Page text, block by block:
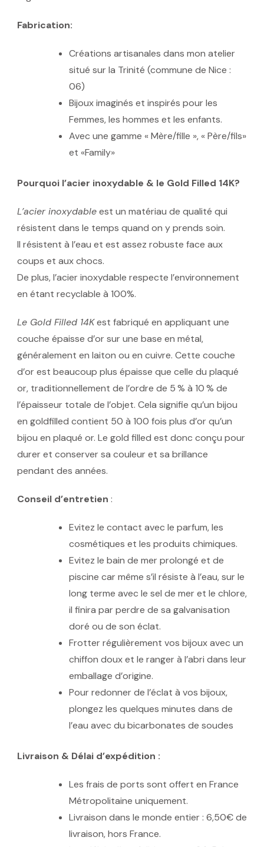
Fabrication:
Créations artisanales dans mon atelier
situé sur la Trinité (commune de Nice :
06)
Bijoux imaginés et inspirés pour les
Femmes, les hommes et les enfants.
Avec une gamme « Mère/fille », « Père/fils»
et «Family»
Pourquoi l’acier inoxydable & le Gold Filled 14K?
L’acier inoxydableest un matériau de qualité qui
résistent dans le temps quand on y prends soin.
Il résistent à l’eau et est assez robuste face aux
coups et aux chocs.
De plus, l’acier inoxydable respecte l’environnement
en étant recyclable à 100%.
Le Gold Filled 14Kest fabriqué en appliquant une
couche épaisse d’or sur une base en métal,
généralement en laiton ou en cuivre. Cette couche
d’or est beaucoup plus épaisse que celle du plaqué
or, traditionnellement de l’ordre de 5 % à 10 % de
l’épaisseur totale de l’objet. Cela signifie qu’un bijou
en goldfilled contient 50 à 100 fois plus d’or qu’un
bijou en plaqué or. Le gold filled est donc conçu pour
durer et conserver sa couleur et sa brillance
pendant des années.
Conseil d’entretien :
Evitez le contact avec le parfum, les
cosmétiques et les produits chimiques.
Evitez le bain de mer prolongé et de
piscine car même s’il résiste à l’eau, sur le
long terme avec le sel de mer et le chlore,
il finira par perdre de sa galvanisation
doré ou de son éclat.
Frotter régulièrement vos bijoux avec un
chiffon doux et le ranger à l’abri dans leur
emballage d’origine.
Pour redonner de l’éclat à vos bijoux,
plongez les quelques minutes dans de
l’eau avec du bicarbonates de soudes
Livraison & Délai d’expédition :
Les frais de ports sont offert en France
Métropolitaine uniquement.
Livraison dans le monde entier : 6,50€ de
livraison, hors France.